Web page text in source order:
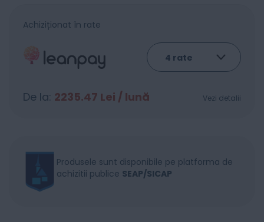
Achiziționat în rate
De la: 2235.47 Lei / lună Vezi detalii
Produsele sunt disponibile pe platforma de
achizitii publice SEAP/SICAP